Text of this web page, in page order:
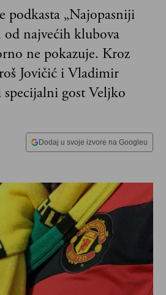
podkasta „Najopasniji
od najvećih klubova
ne pokazuje. Kroz
Jovičić i Vladimir
gost Veljko
Dodaj u svoje izvore na Googleu